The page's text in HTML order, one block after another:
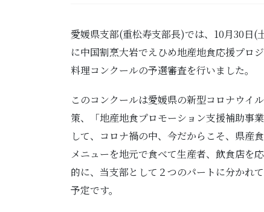
愛媛県支部(重松寿支部長)では、10月30日(
に中国割烹大岩でえひめ地産地食応援プロ
料理コンクールの予選審査を行いました。
このコンクールは愛媛県の新型コロナウイ
策、「地産地食プロモーション支援補助事
して、コロナ禍の中、今だからこそ、県産
メニューを地元で食べて生産者、飲食店を
的に、当支部として２つのパートに分かれ
予定です。